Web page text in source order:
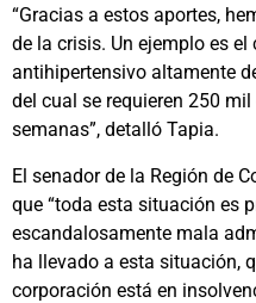
“Gracias a estos aportes,
de la crisis. Un ejemplo es
antihipertensivo altamente
del cual se requieren 250
semanas”, detalló Tapia.
El senador de la Región de
que “toda esta situación es
escandalosamente mala
ha llevado a esta situación,
corporación está en